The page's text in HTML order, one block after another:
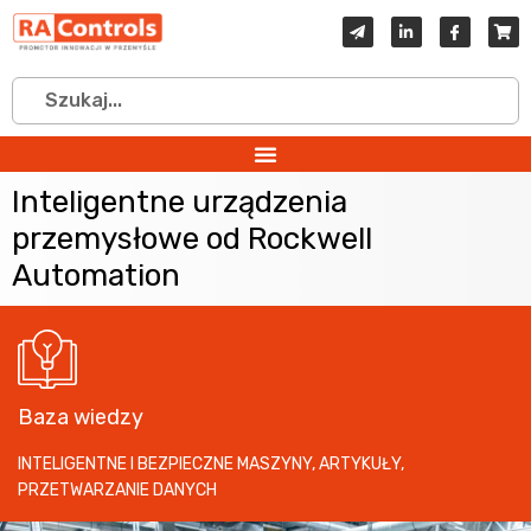
Baza wiedzy
INTELIGENTNE I BEZPIECZNE MASZYNY,ARTYKUŁY,
PRZETWARZANIE DANYCH
Inteligentne urządzenia
przemysłowe od Rockwell
Automation